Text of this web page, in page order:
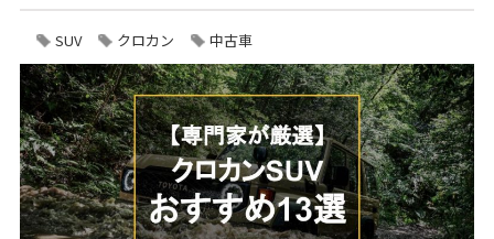
SUV クロカン 中古車